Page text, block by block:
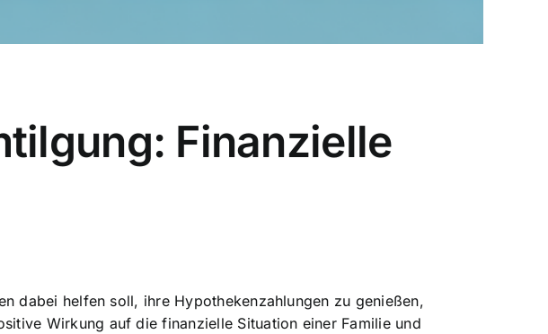
Finanzielle
dabei helfen soll, ihre Hypothekenzahlungen zu genießen,
Wirkung auf die finanzielle Situation einer Familie und